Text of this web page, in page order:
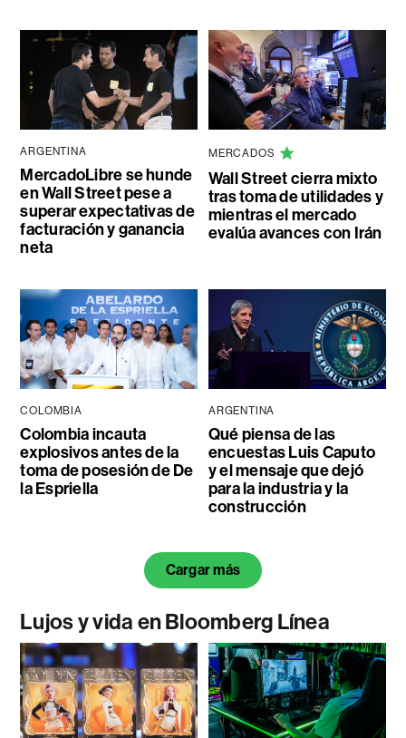
ARGENTINA
MercadoLibre se hunde
en Wall Street pese a
superar expectativas de
facturación y ganancia
neta
MERCADOS
Wall Street cierra mixto
tras toma de utilidades y
mientras el mercado
evalúa avances con Irán
COLOMBIA
Colombia incauta
explosivos antes de la
toma de posesión de De
la Espriella
ARGENTINA
Qué piensa de las
encuestas Luis Caputo
y el mensaje que dejó
para la industria y la
construcción
Cargar más
Lujos y vida en Bloomberg Línea